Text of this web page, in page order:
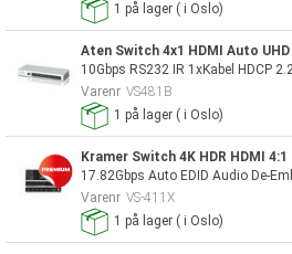
1 på lager ( i Oslo)
Aten Switch 4x1 HDMI Auto UHD
10Gbps RS232 IR 1xKabel HDCP
Varenr VS481B
1 på lager ( i Oslo)
Kramer Switch 4K HDR HDMI 4:1
17.82Gbps Auto EDID Audio De-
Varenr VS-411X
1 på lager ( i Oslo)